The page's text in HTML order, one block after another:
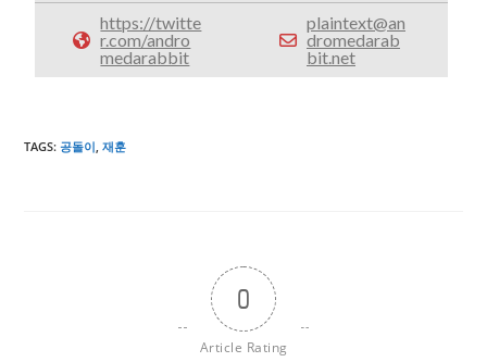
https://twitte
r.com/andro
medarabbit
plaintext@an
dromedarab
bit.net
TAGS:공돌이, 재훈
0
Article Rating